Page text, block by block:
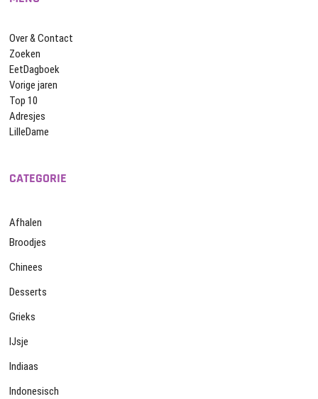
Over & Contact
Zoeken
EetDagboek
Vorige jaren
Top 10
Adresjes
LilleDame
CATEGORIE
Afhalen
Broodjes
Chinees
Desserts
Grieks
IJsje
Indiaas
Indonesisch